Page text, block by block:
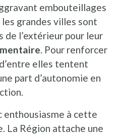
embouteillages
grandes villes sont
l’extérieur pour leur
. Pour renforcer
elles tentent
part d’autonomie en
enthousiasme à cette
La Région attache une